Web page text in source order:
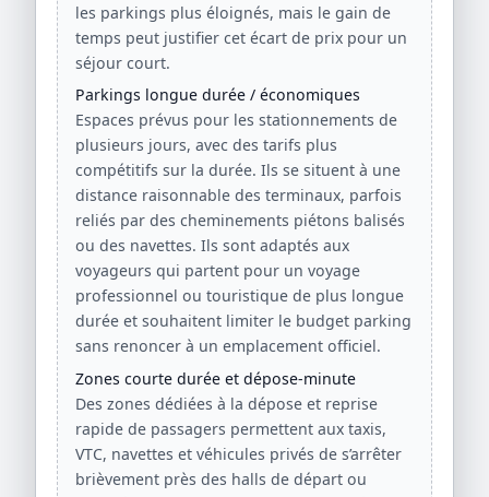
les parkings plus éloignés, mais le gain de
temps peut justifier cet écart de prix pour un
séjour court.
Parkings longue durée / économiques
Espaces prévus pour les stationnements de
plusieurs jours, avec des tarifs plus
compétitifs sur la durée. Ils se situent à une
distance raisonnable des terminaux, parfois
reliés par des cheminements piétons balisés
ou des navettes. Ils sont adaptés aux
voyageurs qui partent pour un voyage
professionnel ou touristique de plus longue
durée et souhaitent limiter le budget parking
sans renoncer à un emplacement officiel.
Zones courte durée et dépose-minute
Des zones dédiées à la dépose et reprise
rapide de passagers permettent aux taxis,
VTC, navettes et véhicules privés de s’arrêter
brièvement près des halls de départ ou